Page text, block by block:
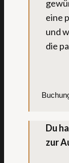
eine
und
die
Du
zur